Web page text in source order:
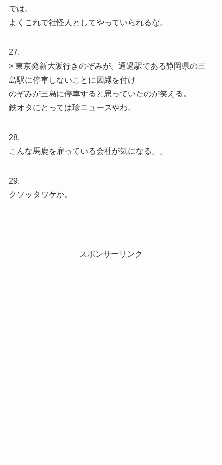
では。
よくこれで社怪人としてやっていられるな。
27.
> 東京発新大阪行きのぞみが、通過駅である静岡県の三
島駅に停車しないことに因縁を付け
のぞみが三島に停車すると思っていたのが笑える。
鉄オタにとっては珍ニュースやわ。
28.
こんな馬鹿を雇っている会社が気になる。。
29.
クソッタワケか。
スポンサーリンク